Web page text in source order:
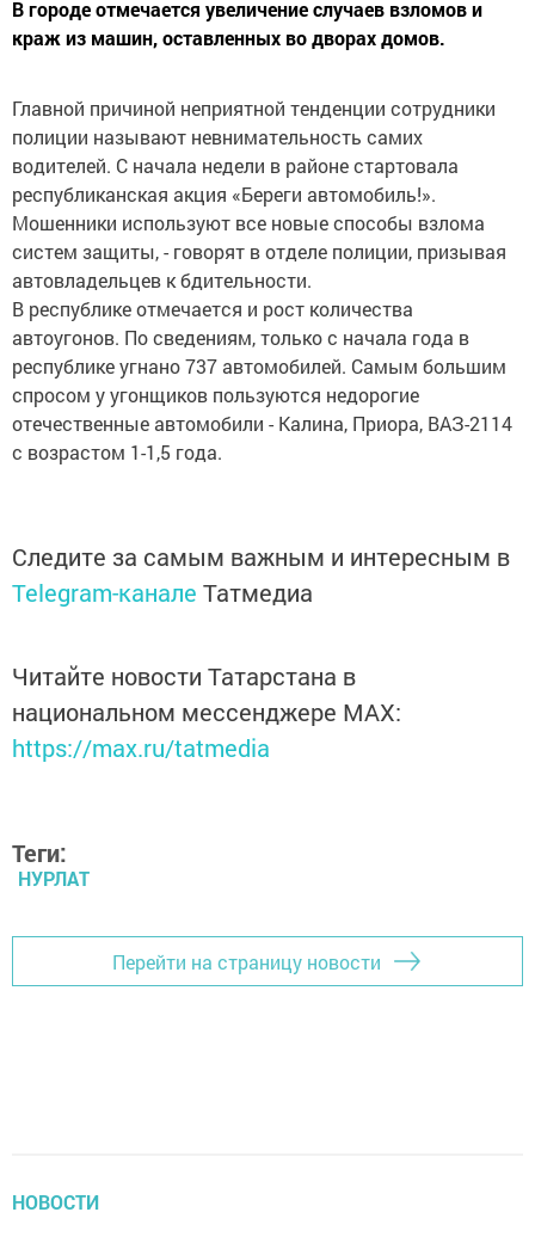
В городе отмечается увеличение случаев взломов и
краж из машин, оставленных во дворах домов.
Главной причиной неприятной тенденции сотрудники
полиции называют невнимательность самих
водителей. С начала недели в районе стартовала
республиканская акция «Береги автомобиль!».
Мошенники используют все новые способы взлома
систем защиты, - говорят в отделе полиции, призывая
автовладельцев к бдительности.
В республике отмечается и рост количества
автоугонов. По сведениям, только с начала года в
республике угнано 737 автомобилей. Самым большим
спросом у угонщиков пользуются недорогие
отечественные автомобили - Калина, Приора, ВАЗ-2114
с возрастом 1-1,5 года.
Следите за самым важным и интересным в
Telegram-канале Татмедиа
Читайте новости Татарстана в
национальном мессенджере MАХ:
https://max.ru/tatmedia
Теги:
НУРЛАТ
Перейти на страницу новости
НОВОСТИ